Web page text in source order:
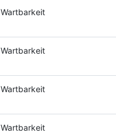
Wartbarkeit
Wartbarkeit
Wartbarkeit
Wartbarkeit